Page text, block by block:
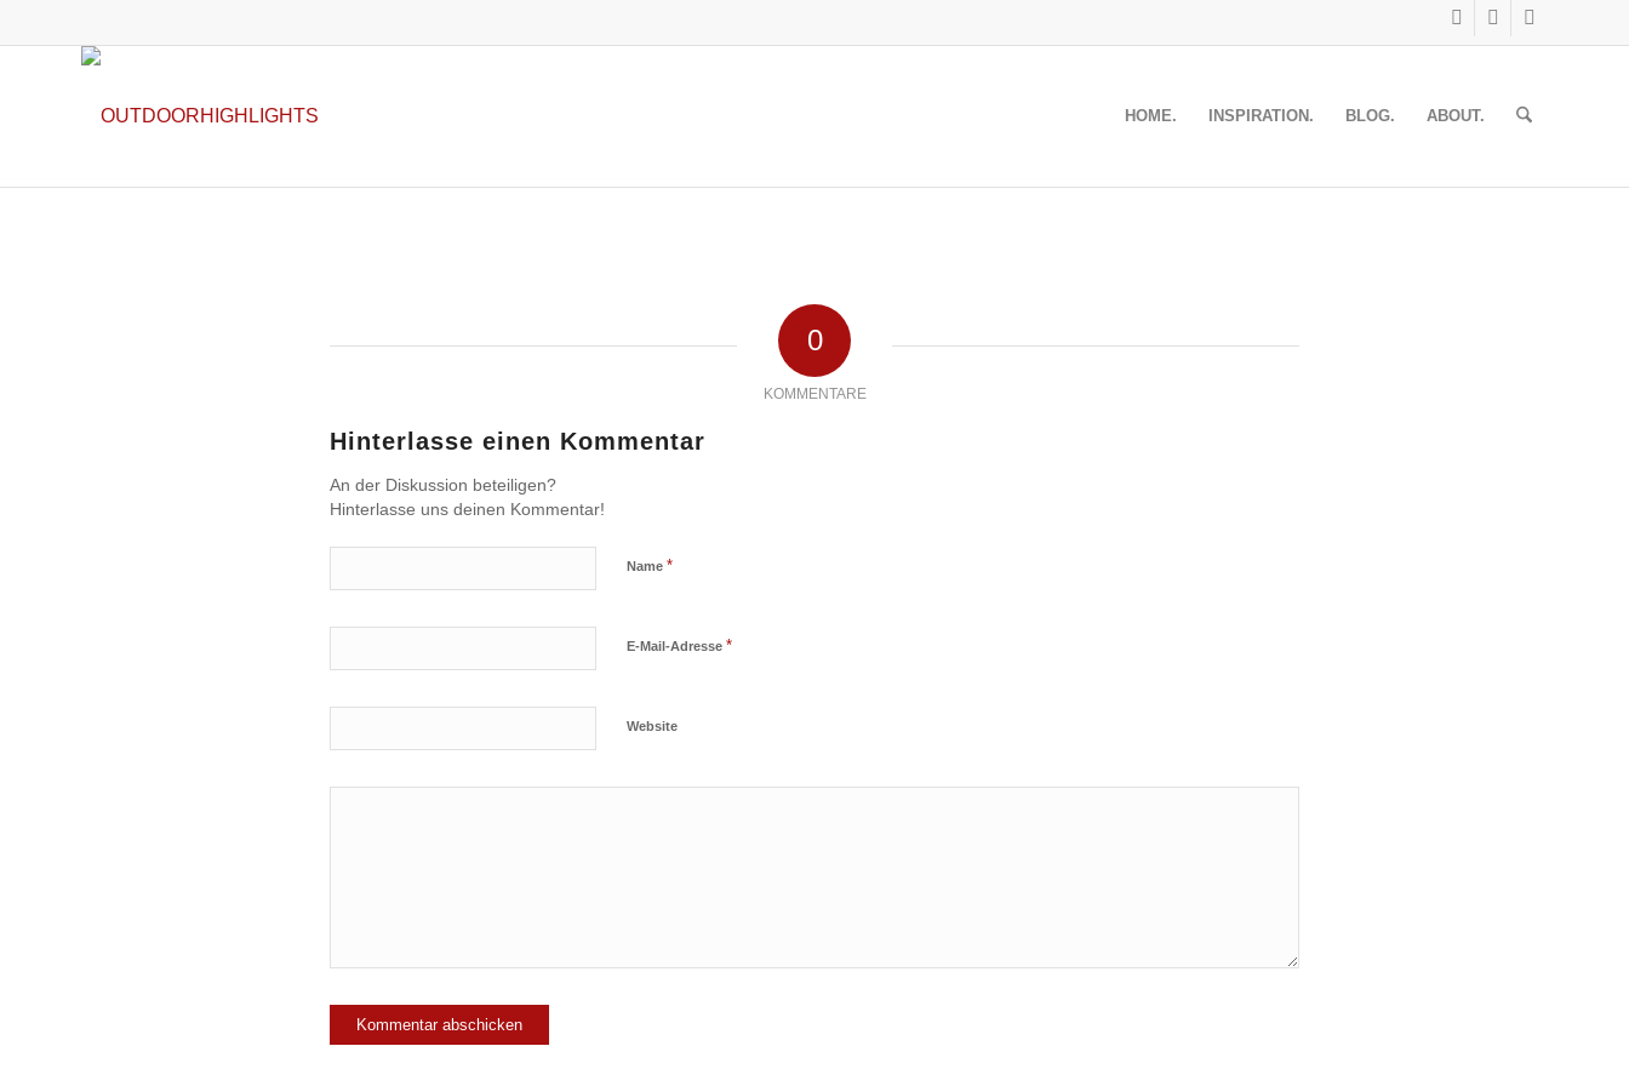
HOME. INSPIRATION. BLOG. ABOUT.
0
KOMMENTARE
Hinterlasse einen Kommentar
An der Diskussion beteiligen?
Hinterlasse uns deinen Kommentar!
Name *
E-Mail-Adresse *
Website